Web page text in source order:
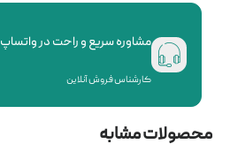
مشاوره سریع و راحت در واتساپ
کارشناس فروش آنلاین
محصولات مشابه